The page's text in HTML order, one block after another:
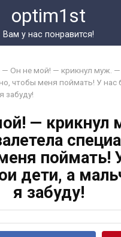
optim1st
Вам у нас понравится!
— Он не мой! — крикнул муж.
чтобы меня поймать! У нас
забуду!
— крикнул
поймать!
дети, а
я забуду!